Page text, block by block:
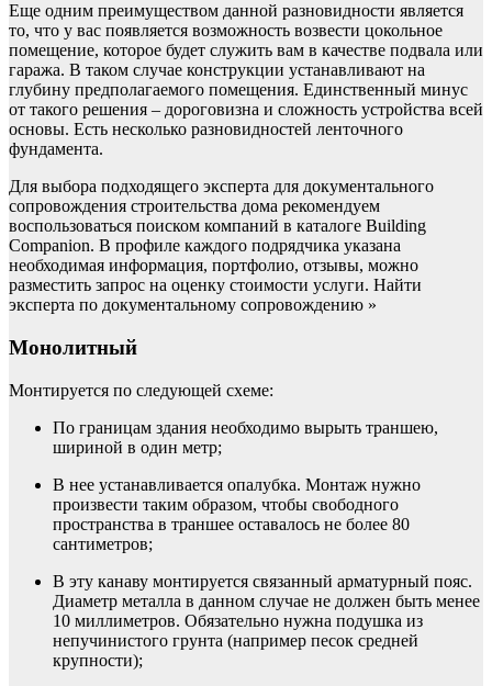
Еще одним преимуществом данной разновидности является
то, что у вас появляется возможность возвести цокольное
помещение, которое будет служить вам в качестве подвала или
гаража. В таком случае конструкции устанавливают на
глубину предполагаемого помещения. Единственный минус
от такого решения – дороговизна и сложность устройства всей
основы. Есть несколько разновидностей ленточного
фундамента.
Для выбора подходящего эксперта для документального
сопровождения строительства дома рекомендуем
воспользоваться поиском компаний в каталоге Building
Companion. В профиле каждого подрядчика указана
необходимая информация, портфолио, отзывы, можно
разместить запрос на оценку стоимости услуги. Найти
эксперта по документальному сопровождению »
Монолитный
Монтируется по следующей схеме:
По границам здания необходимо вырыть траншею,
шириной в один метр;
В нее устанавливается опалубка. Монтаж нужно
произвести таким образом, чтобы свободного
пространства в траншее оставалось не более 80
сантиметров;
В эту канаву монтируется связанный арматурный пояс.
Диаметр металла в данном случае не должен быть менее
10 миллиметров. Обязательно нужна подушка из
непучинистого грунта (например песок средней
крупности);